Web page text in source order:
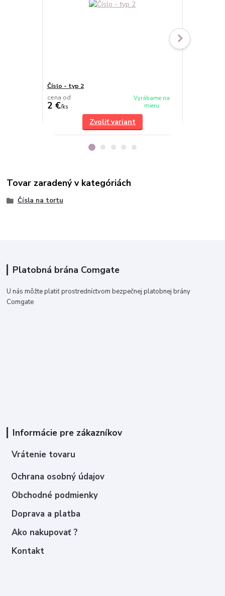
Číslo - typ 2
cena od
2 €/ks
Vyrábame na
mieru
Zvoliť variant
Tovar zaradený v kategóriách
Čísla na tortu
Platobná brána Comgate
U nás môžte platiť prostredníctvom bezpečnej platobnej brány
Comgate
Informácie pre zákazníkov
Vrátenie tovaru
Ochrana osobný údajov
Obchodné podmienky
Doprava a platba
Ako nakupovať ?
Kontakt